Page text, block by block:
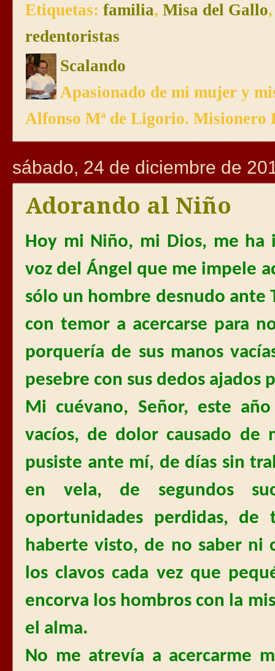
Etiquetas: familia, Misa del Gallo
redentoristas
Scalando
Apasionado de mi mujer y
Alfonso Mª de Ligorio. Misionero
sábado, 24 de diciembre de
Adorando al Niño
Hoy mi Niño, mi Dios, me ha
voz del Ángel que me impele
sólo un hombre desnudo ante
con temor a acercarse para
porquería de sus manos
pesebre con sus dedos ajados
Mi cuévano, Señor, este
vacíos, de dolor causado de
pusiste ante mí, de días sin
en vela, de segundos
oportunidades perdidas,
haberte visto, de no saber ni
los clavos cada vez que
encorva los hombros con la
el alma.
No me atrevía a acercarme